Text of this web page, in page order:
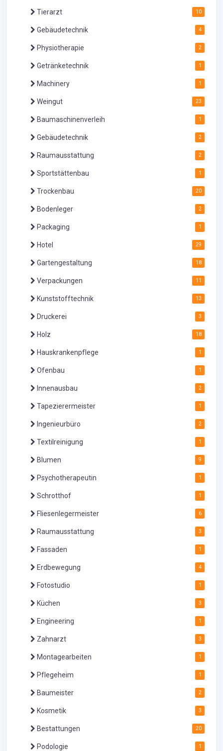
Tierarzt 10
Gebäudetechnik 4
Physiotherapie 2
Getränketechnik 1
Machinery 1
Weingut 23
Baumaschinenverleih 1
Gebäudetechnik 2
Raumausstattung 2
Sportstättenbau 1
Trockenbau 20
Bodenleger 2
Packaging 1
Hotel 29
Gartengestaltung 18
Verpackungen 11
Kunststofftechnik 13
Druckerei 3
Holz 18
Hauskrankenpflege 1
Ofenbau 1
Innenausbau 2
Tapezierermeister 1
Ingenieurbüro 2
Textilreinigung 1
Blumen 9
Psychotherapeutin 1
Schrotthof 1
Fliesenlegermeister 6
Raumausstattung 3
Fassaden 1
Erdbewegung 4
Fotostudio 1
Küchen 3
Engineering 1
Zahnarzt 3
Montagearbeiten 1
Pflegeheim 1
Baumeister 2
Kosmetik 3
Bestattungen 20
Podologie 1